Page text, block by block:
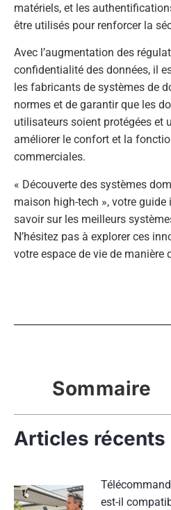
matériels, et les
être utilisés pour renforcer la
Avec l’augmentation des
confidentialité des données, il
les fabricants de systèmes de
normes et de garantir que les
utilisateurs soient protégées et
améliorer le confort et la
commerciales.
« Découverte des systèmes
maison high-tech », votre
savoir sur les meilleurs
N’hésitez pas à explorer ces
votre espace de vie de manière
Sommaire
Articles récents
est-il